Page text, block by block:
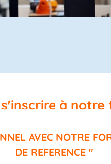
s'inscrire à
AVEC NOTRE
DE REFERENCE "